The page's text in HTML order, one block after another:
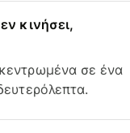
κινήσει,
σε ένα